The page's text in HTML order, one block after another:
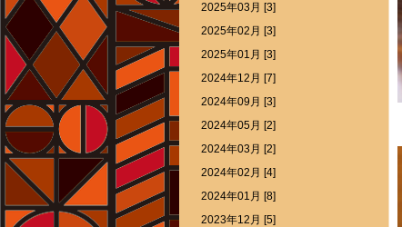
2025年03月 [3]
2025年02月 [3]
2025年01月 [3]
2024年12月 [7]
2024年09月 [3]
2024年05月 [2]
2024年03月 [2]
2024年02月 [4]
2024年01月 [8]
2023年12月 [5]